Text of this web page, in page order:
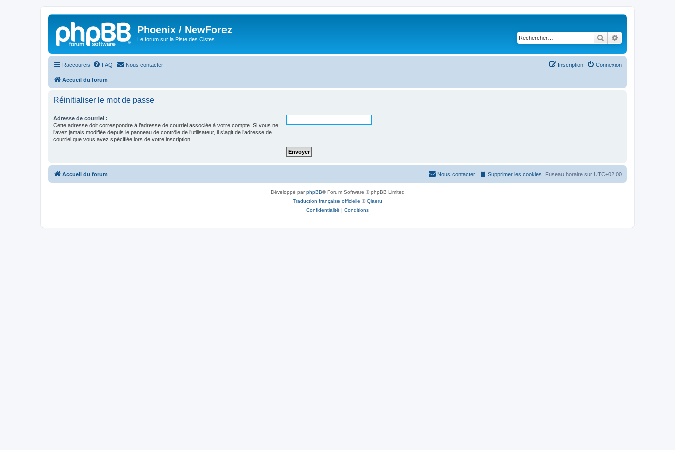
Phoenix / NewForez
Le forum sur la Piste des Cistes Rechercher
Raccourcis FAQ Nous contacter Connexion
Inscription
Accueil du forum
Réinitialiser le mot de passe
Adresse de courriel :
Cette adresse doit correspondre à l’adresse de courriel associée à votre compte. Si vous ne
l’avez jamais modifiée depuis le panneau de contrôle de l’utilisateur, il s’agit de l’adresse de
courriel que vous avez spécifiée lors de votre inscription.
Accueil du forum Fuseau horaire sur UTC+02:00
Supprimer les cookies
Nous contacter
Développé parphpBB® Forum Software © phpBB Limited
Traduction française officielle ©Qiaeru
Confidentialité | Conditions